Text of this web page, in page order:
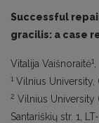
Successful
gracilis: a case
Vitalija Vaišnoraitė1
1 Vilnius
2 Vilnius University
Santariškių str. 1,